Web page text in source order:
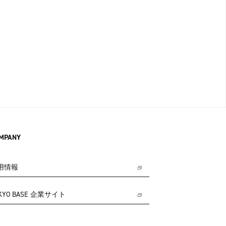
情報
BASE 企業サイト